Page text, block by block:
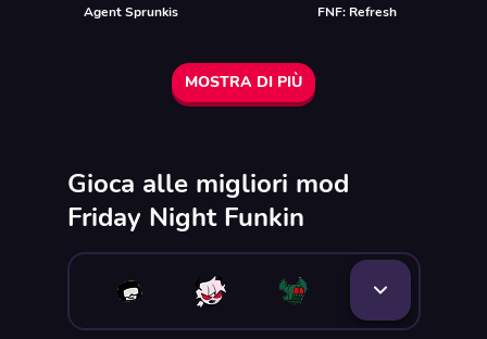
Agent Sprunkis FNF: Refresh
MOSTRA DI PIÙ
Gioca alle migliori mod
Friday Night Funkin